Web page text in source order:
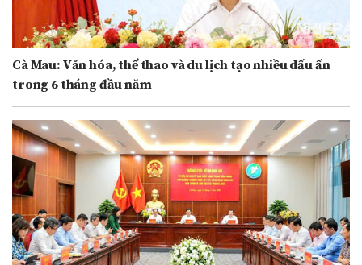
Cà Mau: Văn hóa, thể thao và du lịch tạo nhiều dấu ấn
trong 6 tháng đầu năm